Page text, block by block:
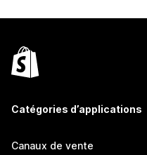
Catégories d’applications
Canaux de vente